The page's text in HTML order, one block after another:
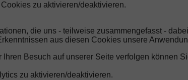
zu aktivieren/deaktivieren.
die uns - teilweise zusammengefasst -
aus diesen Cookies unsere
Besuch auf unserer Seite verfolgen können
zu aktivieren/deaktivieren.